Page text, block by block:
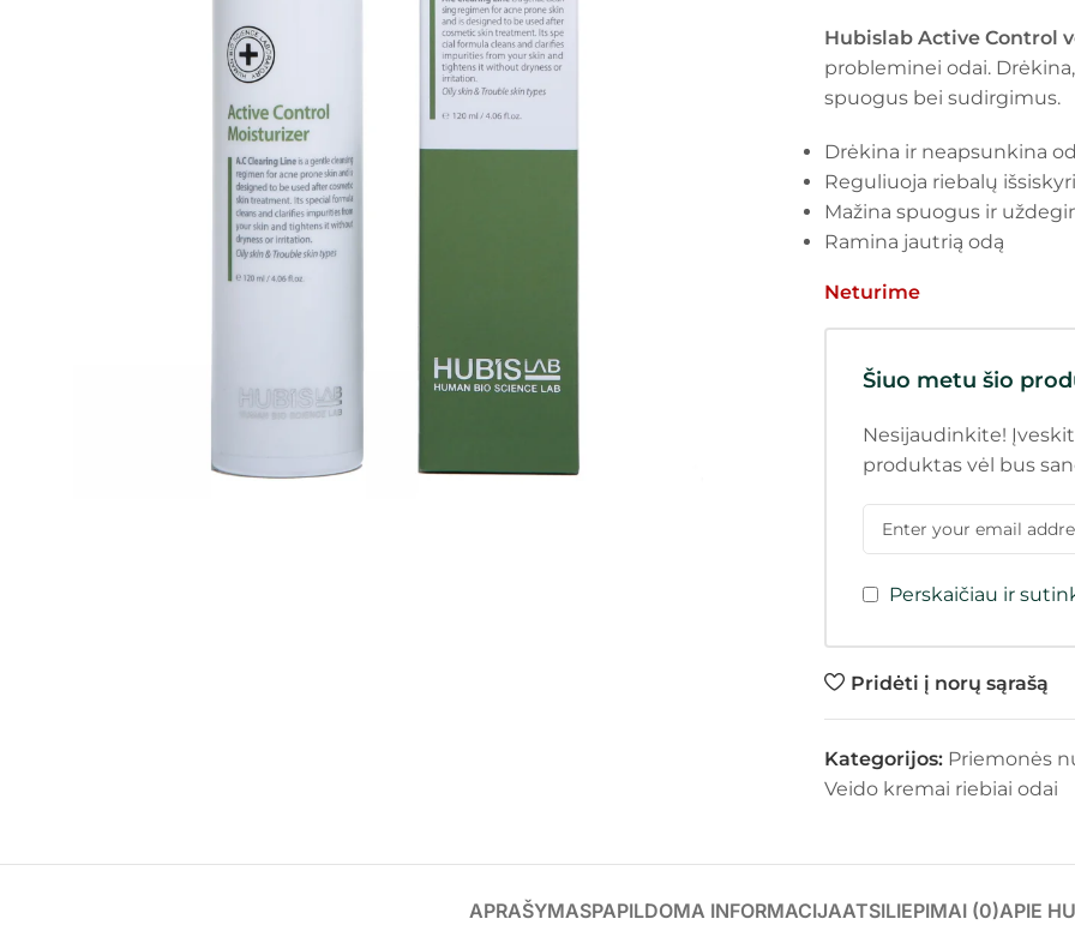
Hubislab Active Control
probleminei odai.
spuogus bei sudirgimus.
Drėkina ir neapsunkina
Reguliuoja riebalų
Mažina spuogus ir
Ramina jautrią odą
Neturime
Šiuo metu šio
Nesijaudinkite!
produktas vėl bus
Perskaičiau ir
Pridėti į norų sąrašą
Kategorijos: Priemonės
Veido kremai riebiai odai
APRAŠYMASPAPILDOMA INFORMACIJAATSILIEPIMAI (0)APIE